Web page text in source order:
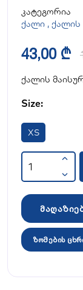
კატეგორია
ქალი , ქალის
43,00 ₾
ქალის
Size:
XS
ზომების